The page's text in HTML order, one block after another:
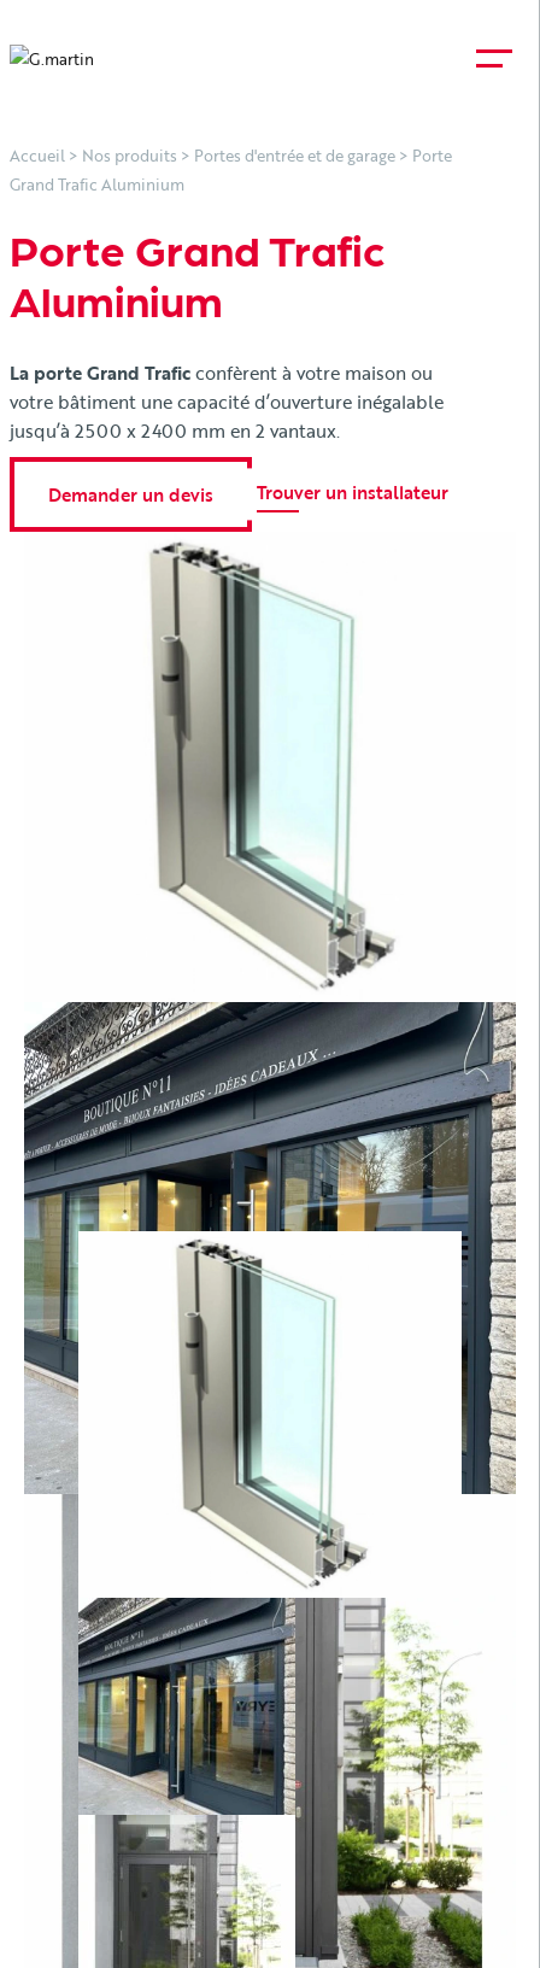
Accueil > Nos produits > Portes d'entrée et de garage > Porte
Grand Trafic Aluminium
Porte Grand Trafic
Aluminium
La porte Grand Traficconfèrent à votre maison ou
votre bâtiment une capacité d’ouverture inégalable
jusqu’à 2500 x 2400 mm en 2 vantaux.
Demander un devis Trouver un installateur